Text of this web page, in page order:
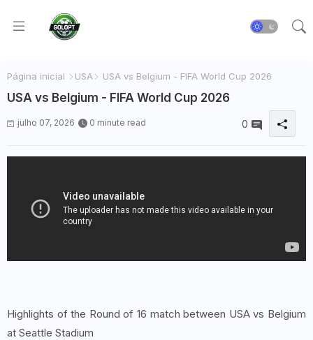
Página inicial USA USA vs Belgium - FIFA World Cup 2026
USA vs Belgium - FIFA World Cup 2026
julho 07, 2026 0 minute read 0
Highlights of the Round of 16 match between USA vs Belgium
at Seattle Stadium